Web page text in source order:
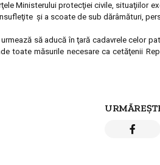
Ministerului protecţiei civile, situaţiilor
şi a scoate de sub dărâmături,
să aducă în ţară cadavrele celor
toate măsurile necesare ca cetăţenii